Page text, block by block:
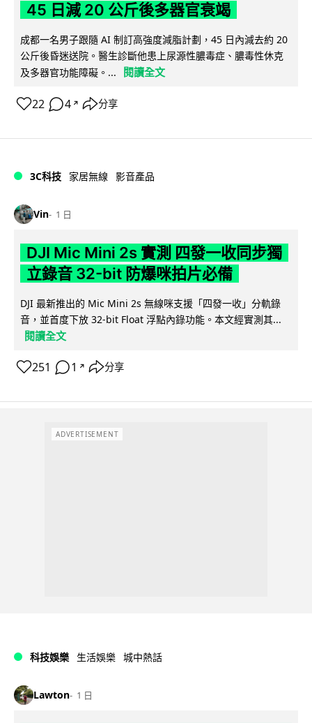
45 日減 20 公斤後多器官衰竭
成都一名男子跟隨 AI 制訂高強度減脂計劃，45 日內減去約 20
公斤後昏迷送院。醫生診斷他患上尿源性膿毒症、膿毒性休克
及多器官功能障礙。...
閱讀全文
22 4 ↗ 分享
3C科技 家居無線 影音產品
Vin 1 日
DJI Mic Mini 2s 實測 四發一收同步獨
立錄音 32-bit 防爆咪拍片必備
DJI 最新推出的 Mic Mini 2s 無線咪支援「四發一收」分軌錄
音，並首度下放 32-bit Float 浮點內錄功能。本文經實測其...
閱讀全文
251 1 ↗ 分享
ADVERTISEMENT
科技娛樂 生活娛樂 城中熱話
Lawton 1 日